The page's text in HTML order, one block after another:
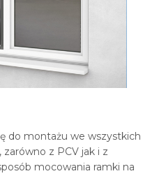
do montażu we wszystkich
z PCV jak i z
mocowania ramki na